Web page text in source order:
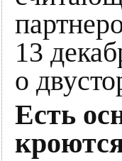
13
о
Есть